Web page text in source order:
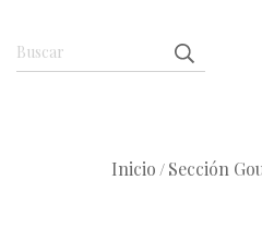
Inicio / Sección